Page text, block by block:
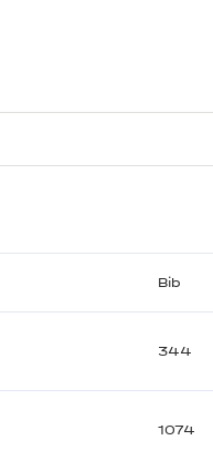
Bib
344
1074